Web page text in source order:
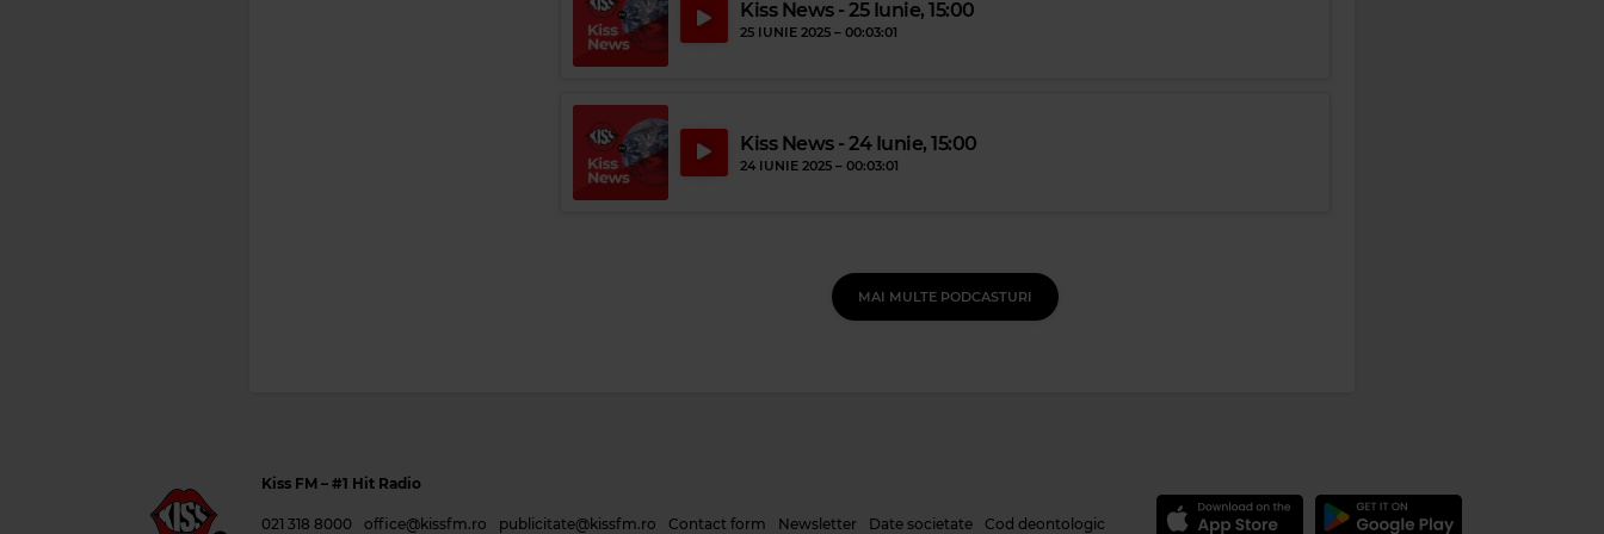
Kiss News - 25 Iunie, 15:00
25 IUNIE 2025 – 00:03:01
Kiss News - 24 Iunie, 15:00
24 IUNIE 2025 – 00:03:01
MAI MULTE PODCASTURI
Kiss FM – #1 Hit Radio
021 318 8000 office@kissfm.ro publicitate@kissfm.ro Contact form Newsletter Date societate Cod deontologic